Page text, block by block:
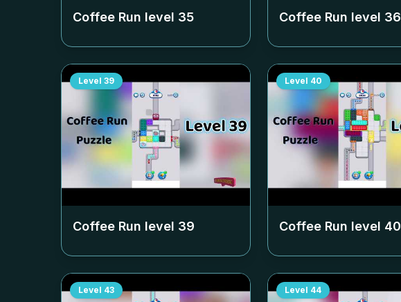
Coffee Run level 35 Coffee Run level 36
Level 39
Coffee Run level 39
Level 40
Coffee Run level 40
Level 43 Level 44